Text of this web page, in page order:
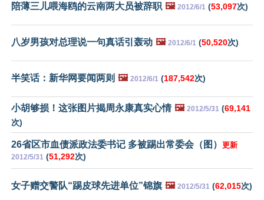
陪薄三儿喂海鸥的云南两大员被辞职 🖼️ 2012/6/1 (53,097次)
八岁男孩对总理说一句真话引轰动 🖼️ 2012/6/1 (50,520次)
半笑话：新华网要闻两则 🖼️ 2012/6/1 (187,542次)
小胡够损！这张图片揭周永康真实心情 🖼️ 2012/5/31 (69,141
次)
26省区市血债派政法委书记 多被踢出常委会（图） 更新
2012/5/31 (51,292次)
女子赠交警队“踢皮球先进单位”锦旗 🖼️ 2012/5/31 (62,015次)